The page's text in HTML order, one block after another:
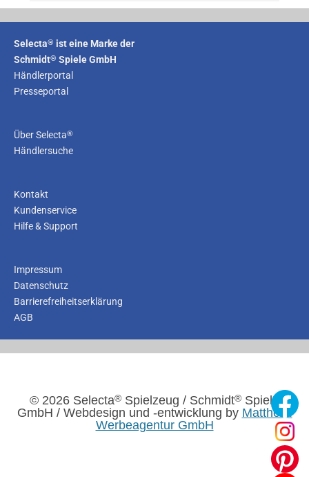
Selecta® ist eine Marke der
Schmidt® Spiele GmbH
Händlerportal
Presseportal
Über Selecta®
Händlersuche
Kontakt
Kundenservice
Hilfe & Support
Impressum
Datenschutz
Barrierefreiheitserklärung
AGB
© 2026 Selecta® Spielzeug / Schmidt® Spiele
GmbH / Webdesign und -entwicklung by Mattheis.
Werbeagentur GmbH